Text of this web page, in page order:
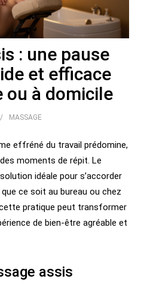
: une pause
et efficace
ou à domicile
MASSAGE
effréné du travail prédomine,
moments de répit. Le
idéale pour s’accorder
ce soit au bureau ou chez
pratique peut transformer
de bien-être agréable et
assis